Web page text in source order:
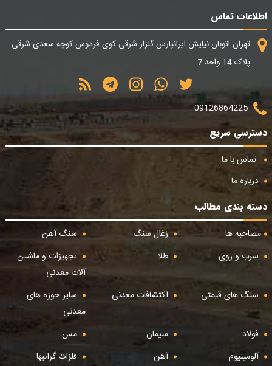
اطلاعات تماس
تهران-اتوبان نیایش-ایرانپارس-گلزار شرقی-کوی فردوس-کوچه سعدی شرقی-
پلاک 14 واحد 7
09126864225
دسترسی سریع
تماس با ما
درباره ما
دسته بندی مطالب
مصاحبه ها
زغال سنگ
سنگ آهن
سرب و روی
طلا
تجهیزات و ماشین
آلات معدنی
سنگ های قیمتی
اکتشافات معدنی
سایر حوزه های
معدنی
فولاد
سیمان
مس
آلومینیوم
آهن فلزات گرانبها